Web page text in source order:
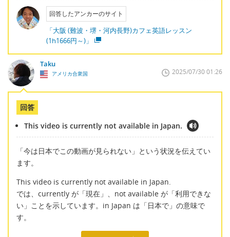
回答したアンカーのサイト
「大阪 (難波・堺・河内長野)カフェ英語レッスン
(1h1666円～)」
Taku
アメリカ合衆国 2025/07/30 01:26
回答
This video is currently not available in Japan.
「今は日本でこの動画が見られない」という状況を伝えてい
ます。
This video is currently not available in Japan.
では、currently が「現在」、not available が「利用できな
い」ことを示しています。in Japan は「日本で」の意味で
す。